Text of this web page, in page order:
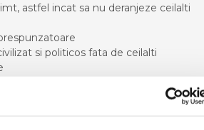
astfel incat sa nu deranjeze ceilalti
si politicos fata de ceilalti
acesta se afla in miscare